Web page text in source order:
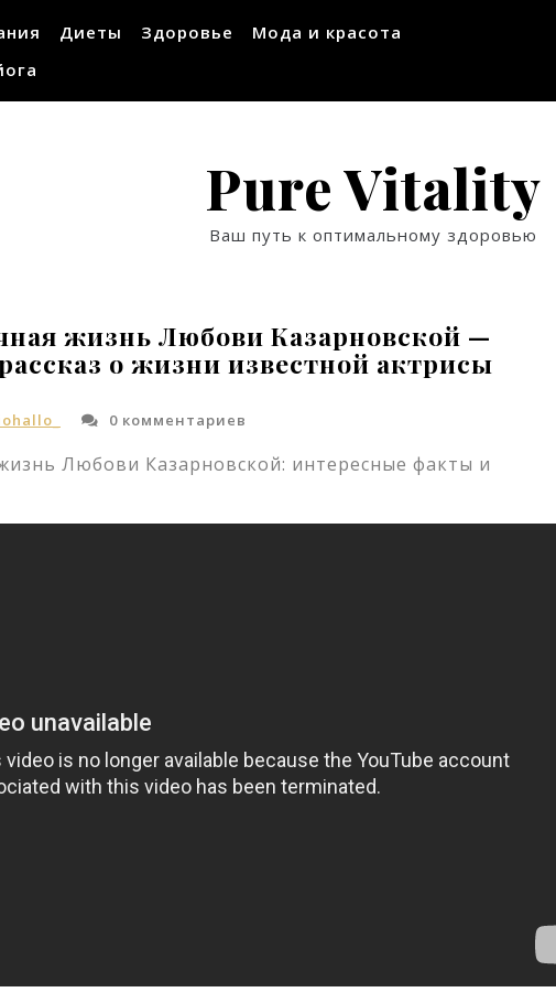
Диеты Здоровье
Мода и красота
Pure Vitality
Ваш путь к оптимальному здоровью
жизнь Любови Казарновской —
о жизни известной актрисы
0 комментариев